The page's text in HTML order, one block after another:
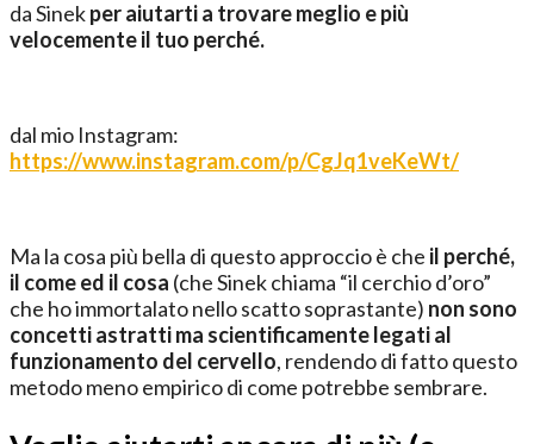
da Sinekper aiutarti a trovare meglio e più
velocemente il tuo perché.
dal mio Instagram:
https://www.instagram.com/p/CgJq1veKeWt/
Ma la cosa più bella di questo approccio è che il perché,
il come ed il cosa (che Sinek chiama “il cerchio d’oro”
che ho immortalato nello scatto soprastante) non sono
concetti astratti ma scientificamente legati al
funzionamento del cervello, rendendo di fatto questo
metodo meno empirico di come potrebbe sembrare.